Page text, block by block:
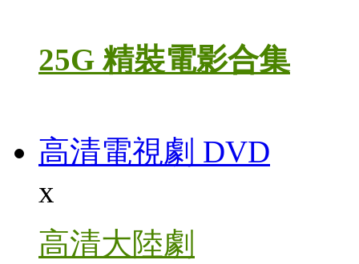
25G 精裝電影合集
高清電視劇 DVD
x
高清大陸劇